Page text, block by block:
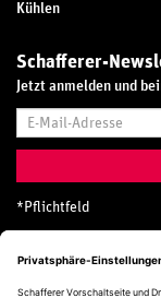
Kühlen
Schafferer-
Jetzt anmelden und
Mail-
* Pflichtfeld
Hotline